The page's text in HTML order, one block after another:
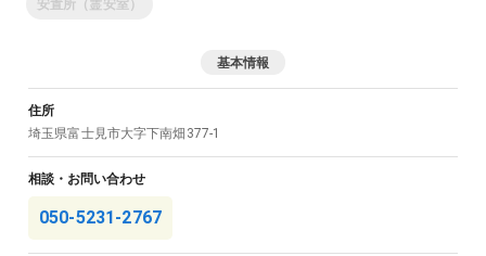
安置所（霊安室）
基本情報
住所
埼玉県富士見市大字下南畑377-1
相談・お問い合わせ
050-5231-2767